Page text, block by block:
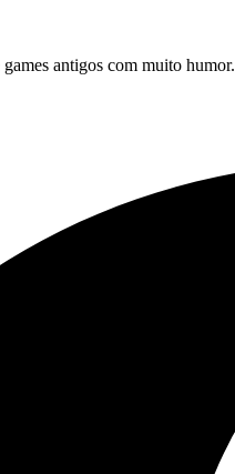
antigos com muito humor.